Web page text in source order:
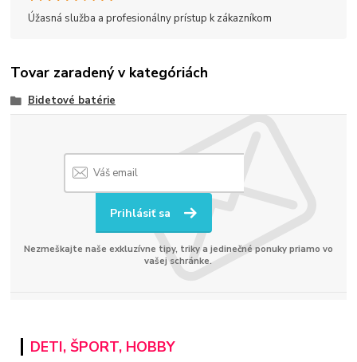
Úžasná služba a profesionálny prístup k zákazníkom
Tovar zaradený v kategóriách
Bidetové batérie
Prihlásiť sa
Nezmeškajte naše exkluzívne tipy, triky a jedinečné ponuky priamo vo
vašej schránke.
DETI, ŠPORT, HOBBY